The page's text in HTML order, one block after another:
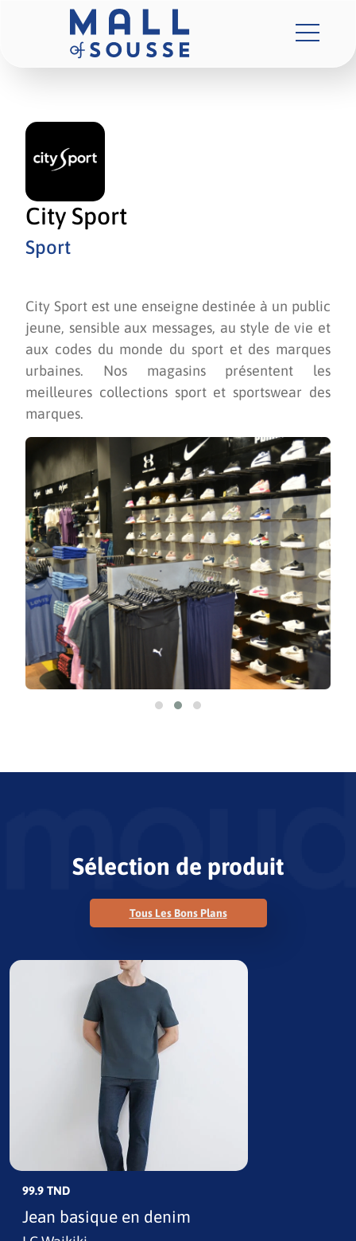
City Sport
Sport
City Sport est une enseigne destinée à un public
jeune, sensible aux messages, au style de vie et
aux codes du monde du sport et des marques
urbaines. Nos magasins présentent les
meilleures collections sport et sportswear des
marques.
Sélection de produit
Tous Les Bons Plans
99.9 TND
Jean basique en denim